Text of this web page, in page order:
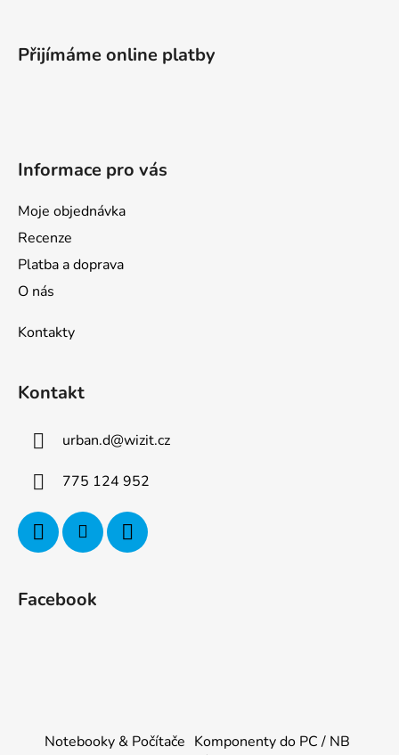
Přijímáme online platby
Informace pro vás
Moje objednávka
Recenze
Platba a doprava
O nás
Kontakty
Kontakt
urban.d@wizit.cz
775 124 952
Facebook
Notebooky & Počítače Komponenty do PC / NB